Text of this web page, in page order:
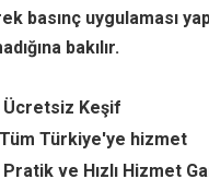
basınç uygulaması
bakılır.
Ücretsiz Keşif
Türkiye'ye hizmet
Pratik ve Hızlı Hizmet